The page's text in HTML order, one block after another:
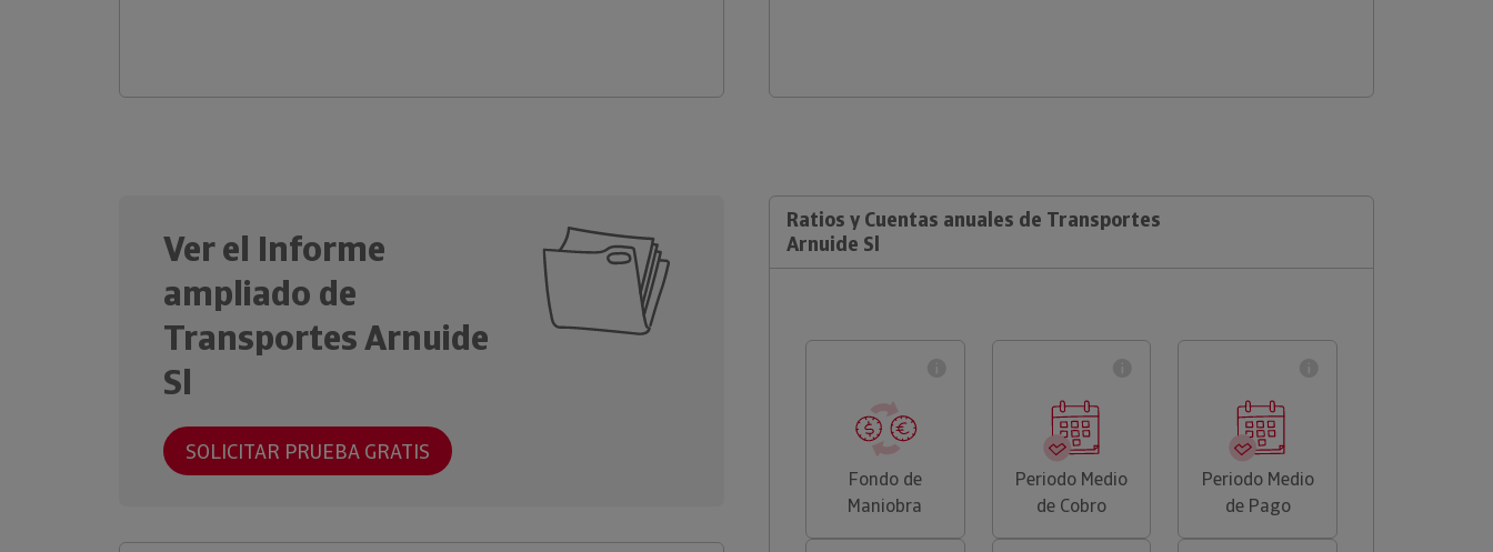
Ver el Informe
ampliado de
Transportes Arnuide
Sl
SOLICITAR PRUEBA GRATIS
Ratios y Cuentas anuales de Transportes
Arnuide Sl
Fondo de
Maniobra
Periodo Medio
de Cobro
Periodo Medio
de Pago